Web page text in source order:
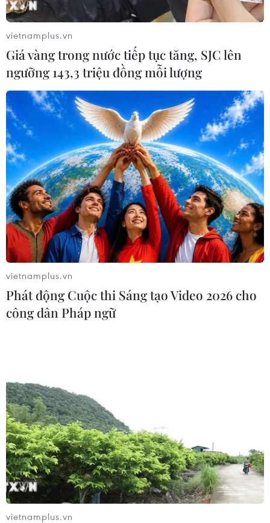
Tổng số ca tử vong do COVID-19 tại châu
Âu vượt ngưỡng 100.000
18/04/2020 23:29
Với 100.501 ca tử vong trên tổng số 1.136.672 ca nhiễm
hưởng nặng nề nhất bởi đại dịch COVID-19.
vietnamplus.vn
Giá vàng trong nước tiếp tục tăng, SJC lên
ngưỡng 143,3 triệu đồng mỗi lượng
vietnamplus.vn
Phát động Cuộc thi Sáng tạo Video 2026 cho
công dân Pháp ngữ
vietnamplus.vn